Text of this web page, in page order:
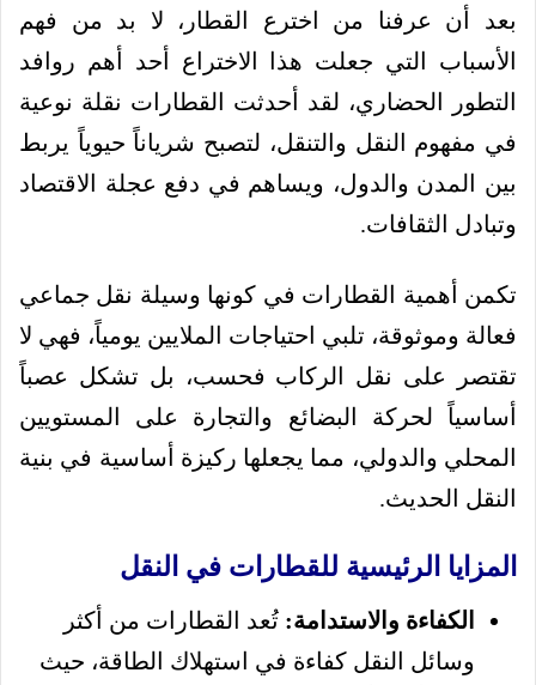
بعد أن عرفنا من اخترع القطار، لا بد من فهم
الأسباب التي جعلت هذا الاختراع أحد أهم روافد
التطور الحضاري، لقد أحدثت القطارات نقلة نوعية
في مفهوم النقل والتنقل، لتصبح شرياناً حيوياً يربط
بين المدن والدول، ويساهم في دفع عجلة الاقتصاد
وتبادل الثقافات.
تكمن أهمية القطارات في كونها وسيلة نقل جماعي
فعالة وموثوقة، تلبي احتياجات الملايين يومياً، فهي لا
تقتصر على نقل الركاب فحسب، بل تشكل عصباً
أساسياً لحركة البضائع والتجارة على المستويين
المحلي والدولي، مما يجعلها ركيزة أساسية في بنية
النقل الحديث.
المزايا الرئيسية للقطارات في النقل
الكفاءة والاستدامة: تُعد القطارات من أكثر
وسائل النقل كفاءة في استهلاك الطاقة، حيث